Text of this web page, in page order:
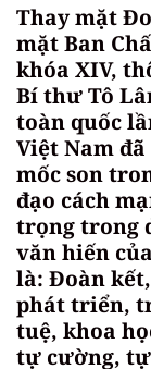
Thay mặt
mặt Ban
khóa XIV,
Bí thư Tô
toàn quốc
Việt Nam
mốc son
đạo cách
trọng trong
văn hiến
là: Đoàn
phát triển,
tuệ, khoa
tự cường,